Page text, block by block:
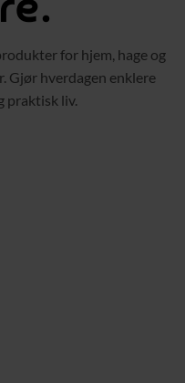
for hjem, hage og
Gjør hverdagen enklere
praktisk liv.